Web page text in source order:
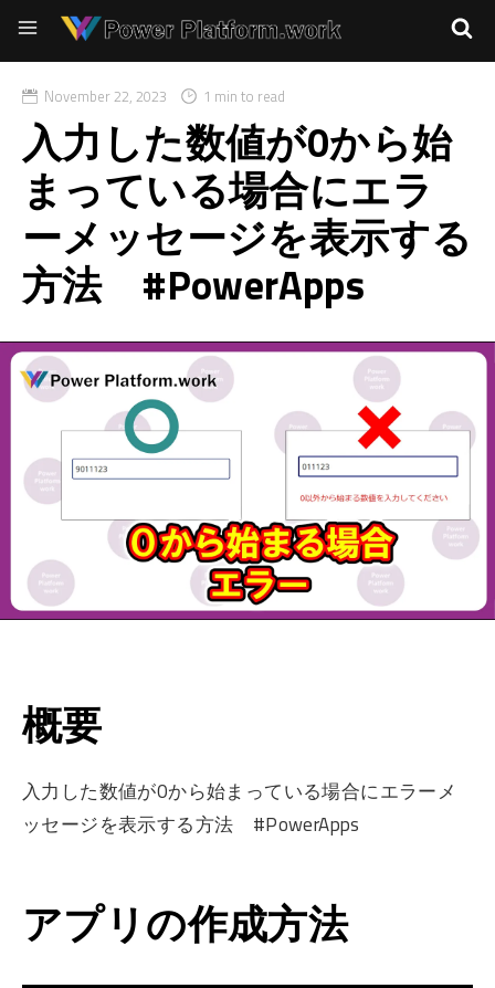
November 22, 2023 1 min to read
入力した数値が0から始
まっている場合にエラ
ーメッセージを表示する
方法 #PowerApps
概要
入力した数値が0から始まっている場合にエラーメ
ッセージを表示する方法 #PowerApps
アプリの作成方法